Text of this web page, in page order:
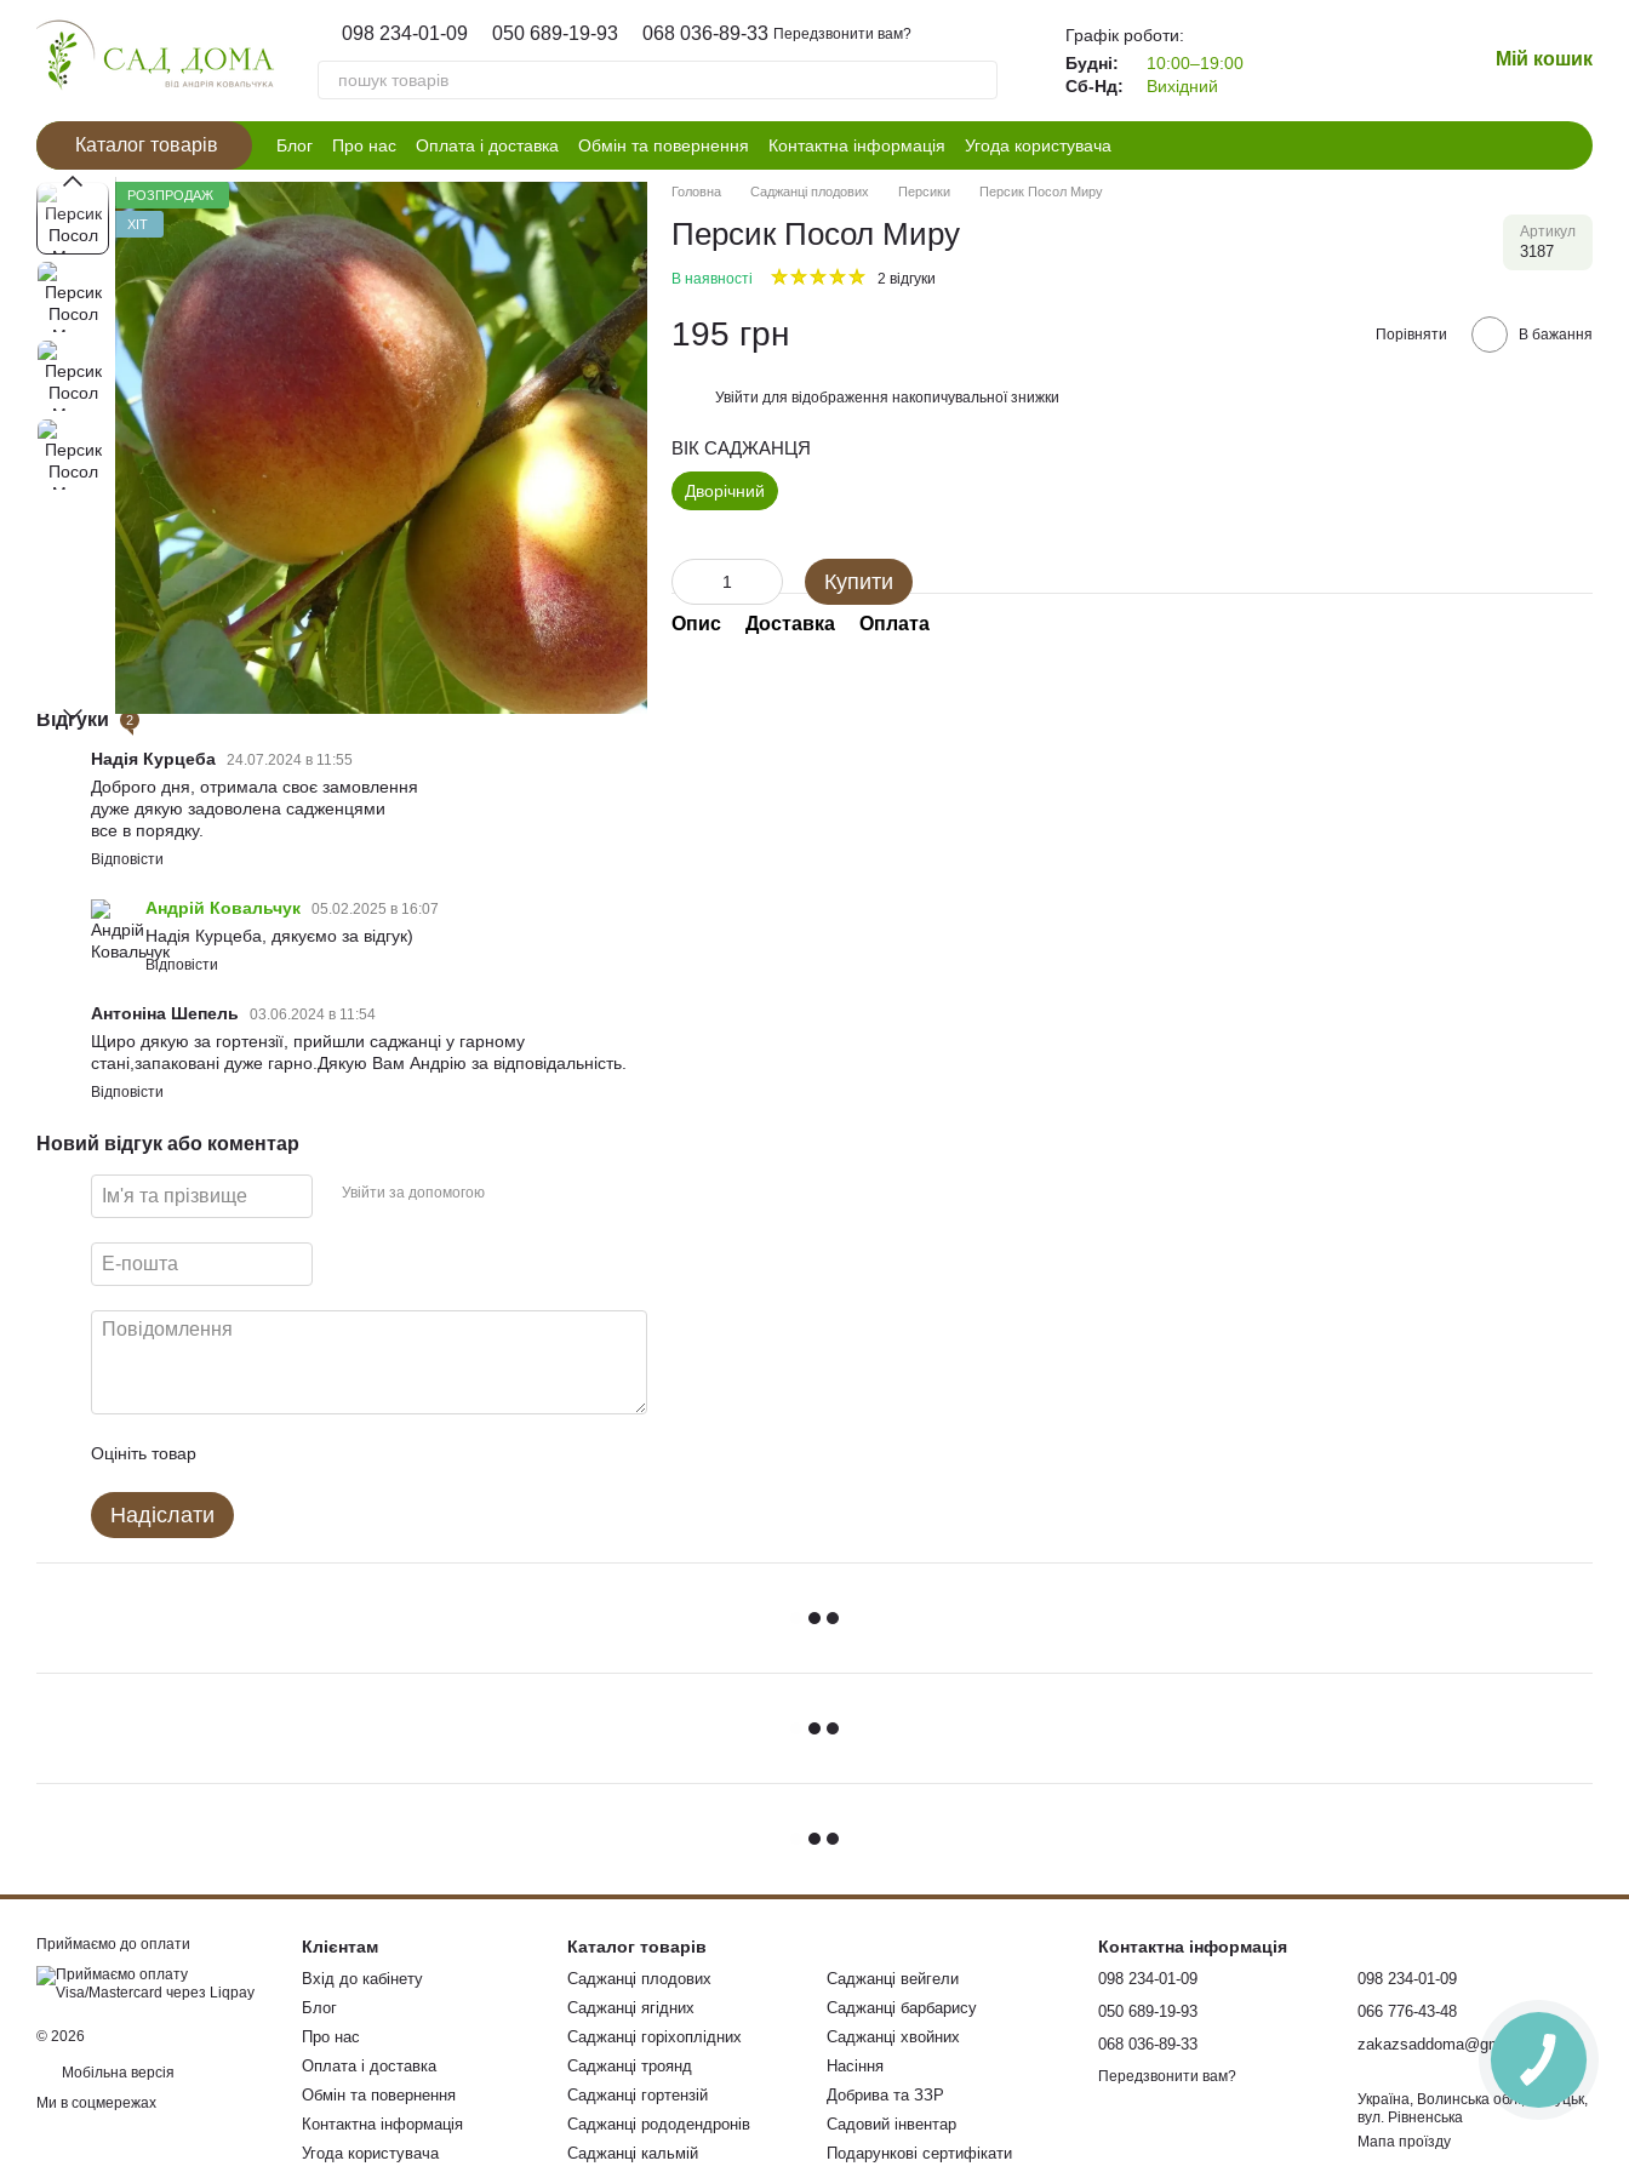
Перейти к основному контенту
098 234-01-09 050 689-19-93 068 036-89-33 Передзвонити вам?
Графік роботи:
Будні:
10:00–19:00
Сб-Нд:
Вихідний
Мій кошик
Каталог товарів Блог Про нас Оплата і доставка Обмін та повернення Контактна інформація Угода користувача
РОЗПРОДАЖ
ХІТ
Відгуки 2
Надія Курцеба 24.07.2024 в 11:55
Доброго дня, отримала своє замовлення
дуже дякую задоволена садженцями
все в порядку.
Відповісти
Андрій Ковальчук 05.02.2025 в 16:07
Надія Курцеба, дякуємо за відгук)
Відповісти
Антоніна Шепель 03.06.2024 в 11:54
Щиро дякую за гортензії, прийшли саджанці у гарному
стані,запаковані дуже гарно.Дякую Вам Андрію за відповідальність.
Відповісти
Новий відгук або коментар
Увійти за допомогою
Оцініть товар
Надіслати
Головна Саджанці плодових Персики Персик Посол Миру
Персик Посол Миру Артикул
3187
В наявності 2 відгуки
195 грн Порівняти В бажання
Увійти для відображення накопичувальної знижки
ВІК САДЖАНЦЯ
Дворічний
Купити
Опис Доставка Оплата
Приймаємо до оплати
© 2026
Мобільна версія
Ми в соцмережах
Клієнтам
Вхід до кабінету
Блог
Про нас
Оплата і доставка
Обмін та повернення
Контактна інформація
Угода користувача
Каталог товарів
Саджанці плодових
Саджанці ягідних
Саджанці горіхоплідних
Саджанці троянд
Саджанці гортензій
Саджанці рододендронів
Саджанці кальмій
Саджанці вейгели
Саджанці барбарису
Саджанці хвойних
Насіння
Добрива та ЗЗР
Садовий інвентар
Подарункові сертифікати
Контактна інформація
098 234-01-09
050 689-19-93
068 036-89-33
Передзвонити вам?
098 234-01-09
066 776-43-48
zakazsaddoma@gmail.com
Україна, Волинська обл., м. Луцьк,
вул. Рівненська
Мапа проїзду